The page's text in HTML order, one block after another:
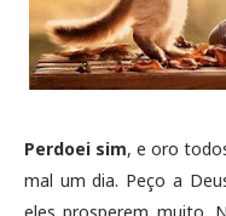
Perdoei sim, e oro
mal um dia. Peço a